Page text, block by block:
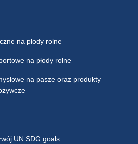
na płody rolne
na płody rolne
na pasze oraz produkty
UN SDG goals